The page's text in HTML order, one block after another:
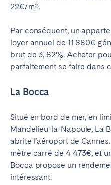
22€/m².
Par conséquent, un
loyer annuel de 11 880€
brut de 3, 82%. Acheter
parfaitement se faire dans
La Bocca
Situé en bord de mer, en
Mandelieu-la-Napoule, La
abrite l’aéroport de
mètre carré de 4 473€, et
Bocca propose un
intéressant.